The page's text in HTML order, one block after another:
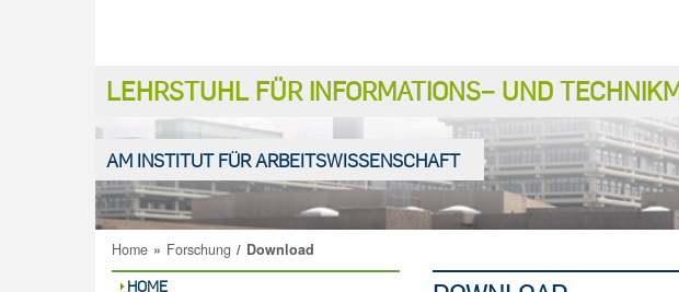
LEHRSTUHL FÜR INFORMATIONS− UND
AM INSTITUT FÜR ARBEITSWISSENSCHAFT
Home » Forschung / Download
HOME